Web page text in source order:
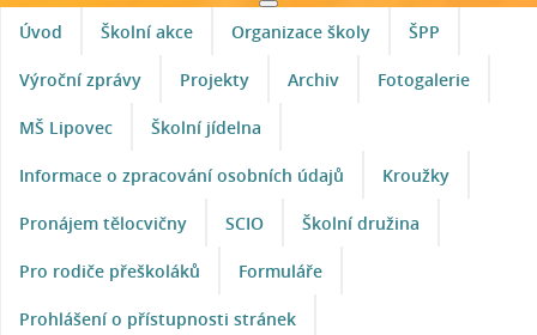
Úvod Školní akce Organizace školy ŠPP
Výroční zprávy Projekty Archiv Fotogalerie
MŠ Lipovec Školní jídelna
Informace o zpracování osobních údajů Kroužky
Pronájem tělocvičny SCIO Školní družina
Pro rodiče přeškoláků Formuláře
Prohlášení o přístupnosti stránek